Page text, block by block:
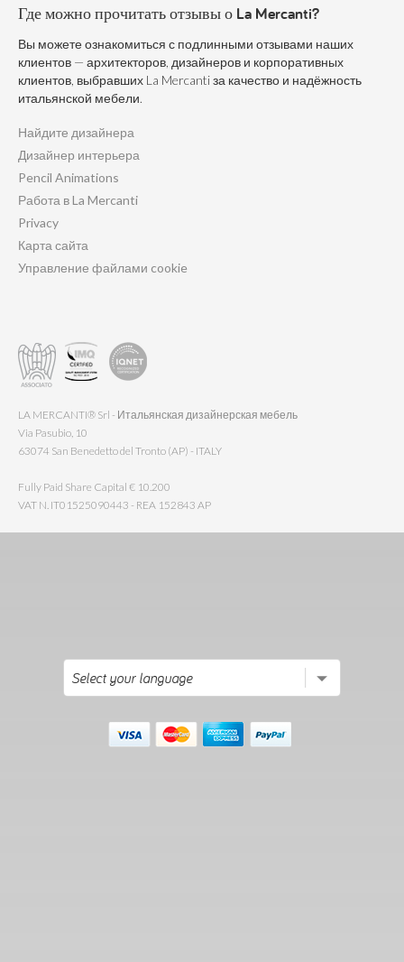
Где можно прочитать отзывы о La Mercanti?
Вы можете ознакомиться с подлинными отзывами наших
клиентов — архитекторов, дизайнеров и корпоративных
клиентов, выбравших La Mercanti за качество и надёжность
итальянской мебели.
Найдите дизайнера
Дизайнер интерьера
Pencil Animations
Работа в La Mercanti
Privacy
Карта сайта
Управление файлами cookie
LA MERCANTI® Srl - Итальянская дизайнерская мебель
Via Pasubio, 10
63074 San Benedetto del Tronto (AP) - ITALY
Fully Paid Share Capital € 10.200
VAT N. IT01525090443 - REA 152843 AP